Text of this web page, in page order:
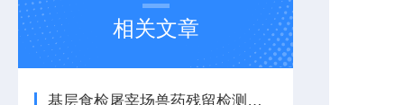
相关文章
基层食检屠宰场兽药残留检测仪器 快速筛查水产品肉蛋奶中各类兽药残留项目